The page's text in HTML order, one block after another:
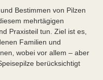
Bestimmen von Pilzen
mehrtägigen
Praxisteil tun. Ziel ist es,
Familien und
wobei vor allem – aber
berücksichtigt